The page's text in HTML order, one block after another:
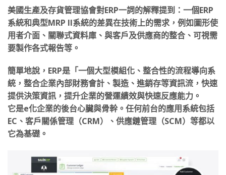
美國生產及存貨管理協會對ERP一詞的解釋提到：一個ERP
系統和典型MRP II系統的差異在技術上的需求，例如圖形使
用者介面、關聯式資料庫、與客戶及供應商的整合、可視需
要製作各式報告等。
簡單地說，ERP是「一個大型模組化、整合性的流程導向系
統，整合企業內部財務會計、製造、進銷存等資訊流，快速
提供決策資訊，提升企業的營運績效與快速反應能力。
它是e化企業的後台心臟與骨幹。任何前台的應用系統包括
EC、客戶關係管理（CRM）、供應鏈管理（SCM）等都以
它為基礎。